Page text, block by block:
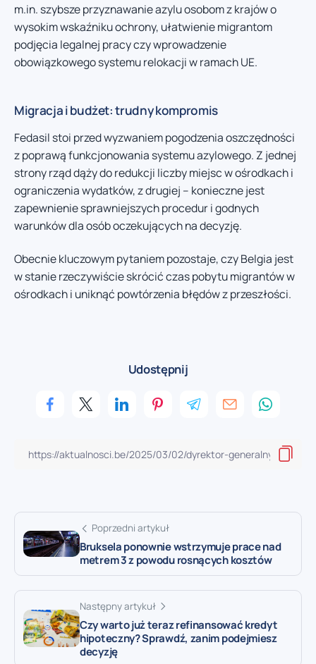
m.in. szybsze przyznawanie azylu osobom z krajów o
wysokim wskaźniku ochrony, ułatwienie migrantom
podjęcia legalnej pracy czy wprowadzenie
obowiązkowego systemu relokacji w ramach UE.
Migracja i budżet: trudny kompromis
Fedasil stoi przed wyzwaniem pogodzenia oszczędności
z poprawą funkcjonowania systemu azylowego. Z jednej
strony rząd dąży do redukcji liczby miejsc w ośrodkach i
ograniczenia wydatków, z drugiej – konieczne jest
zapewnienie sprawniejszych procedur i godnych
warunków dla osób oczekujących na decyzję.
Obecnie kluczowym pytaniem pozostaje, czy Belgia jest
w stanie rzeczywiście skrócić czas pobytu migrantów w
ośrodkach i uniknąć powtórzenia błędów z przeszłości.
Udostępnij
Poprzedni artykuł
Bruksela ponownie wstrzymuje prace nad
metrem 3 z powodu rosnących kosztów
Następny artykuł
Czy warto już teraz refinansować kredyt
hipoteczny? Sprawdź, zanim podejmiesz
decyzję